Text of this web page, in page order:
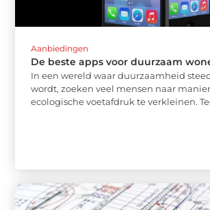
Aanbiedingen
De beste apps voor duurzaam
In een wereld waar duurzaamheid
wordt, zoeken veel mensen naar
ecologische voetafdruk te verkleinen.